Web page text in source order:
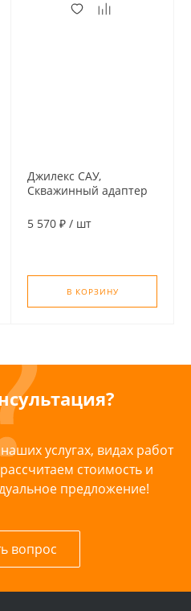
Джилекс САУ,
Скважинный адаптер
5 570 ₽ / шт
В КОРЗИНУ
услугах, видах работ
стоимость и
предложение!
вопрос